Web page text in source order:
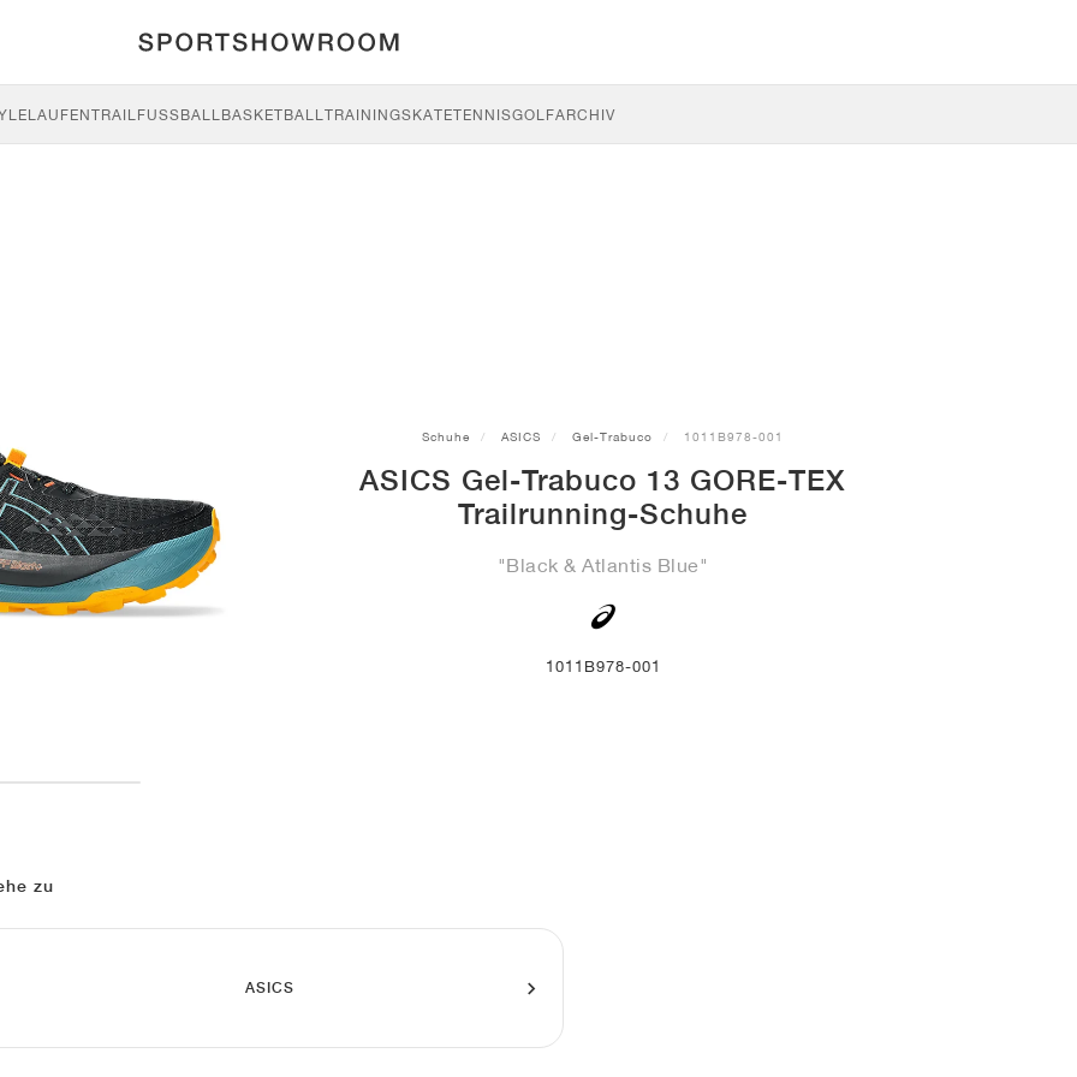
LAUFENTRAILFUSSBALL BASKETBALLTRAININGSKATETENNISGOLFARCHIV
Schuhe ASICS Gel-Trabuco 1011B978-001
ASICS Gel-Trabuco 13 GORE-TEX
Trailrunning-Schuhe
"Black & Atlantis Blue"
1011B978-001
zu
ASICS